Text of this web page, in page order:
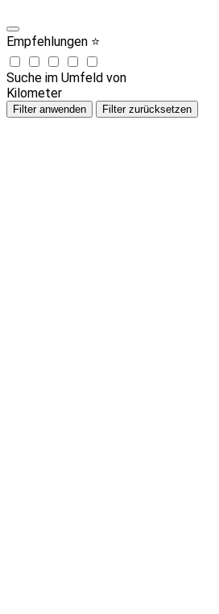
Empfehlungen ⭐
Suche im Umfeld von
Kilometer
Filter anwenden Filter zurücksetzen